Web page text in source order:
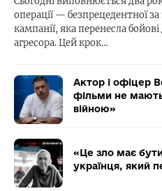
операції — безпрецедентної
кампанії, яка перенесла
агресора. Цей крок…
Актор і офіцер
фільми не мають
війною»
«Це зло має
українця, який